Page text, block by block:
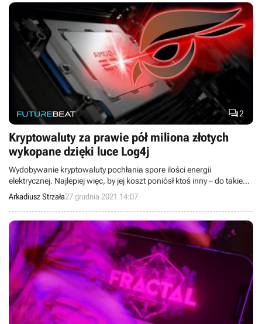
2
Kryptowaluty za prawie pół miliona złotych
wykopane dzięki luce Log4j
Wydobywanie kryptowaluty pochłania spore ilości energii
elektrycznej. Najlepiej więc, by jej koszt poniósł ktoś inny – do takiego
wniosku doszli „górnicy”, którzy przejęli kontrolę nad serwerami w
pewnej firmie i wykopali na nich równowartość 110 tys. dolarów.
Arkadiusz Strzała27 grudnia 2021 14:07